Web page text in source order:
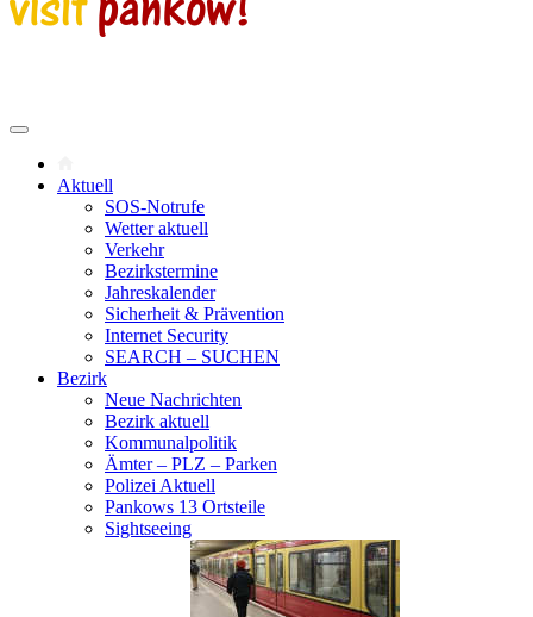
Aktuell
SOS-Notrufe
Wetter aktuell
Verkehr
Bezirkstermine
Jahreskalender
Sicherheit & Prävention
Internet Security
SEARCH – SUCHEN
Bezirk
Neue Nachrichten
Bezirk aktuell
Kommunalpolitik
Ämter – PLZ – Parken
Polizei Aktuell
Pankows 13 Ortsteile
Sightseeing